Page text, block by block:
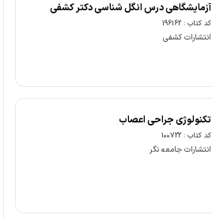
آزمایشگاهی درس انگل شناسی دکتر کشفی
کد کتاب : 196162
انتشارات کشفی
تکنولوژی جراحی اعصاب
کد کتاب : 100722
انتشارات جامعه نگر